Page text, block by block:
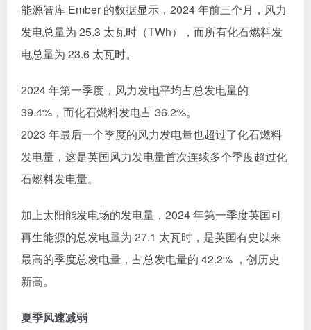
能源智库 Ember 的数据显示，2024 年前三个月，风力
发电总量为 25.3 太瓦时（TWh），而所有化石燃料发
电总量为 23.6 太瓦时。
2024 年第一季度，风力发电平均占总发电量的
39.4%，而化石燃料发电占 36.2%。
2023 年最后一个季度的风力发电量也超过了化石燃料
发电量，这是英国风力发电量首次连续多个季度超过化
石燃料发电量。
加上太阳能发电场的发电量，2024 年第一季度英国可
再生能源的总发电量为 27.1 太瓦时，是英国有史以来
最高的季度总发电量，占总发电量的 42.2% ，创历史
新高。
夏季风速减弱